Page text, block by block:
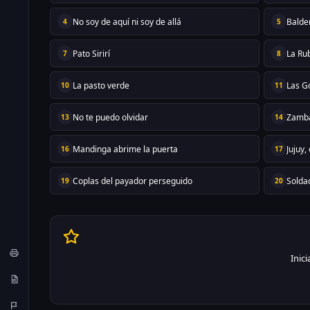
4 No soy de aquí ni soy de allá 5
7 Pato Sirirí 8 La
10 La pasto verde 11 Las
13 No te puedo olvidar 14
16 Mandinga abrime la puerta 17
19 Coplas del payador perseguido 20